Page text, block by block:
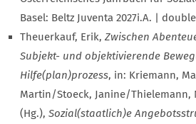
Basel: Beltz Juventa 2027i.A. |
Theuerkauf, Erik, Zwischen
Subjekt- und objektivierende
Hilfe(plan)prozess, in: Kriemann,
Martin/Stoeck, Janine/Thielemann,
(Hg.), Sozial(staatlich)e